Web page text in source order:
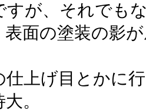
すが、それでも
表面の塗装の影
仕上げ目とかに
。